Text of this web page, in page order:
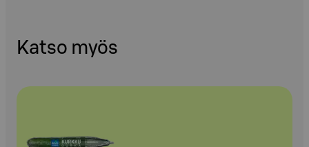
Katso myös